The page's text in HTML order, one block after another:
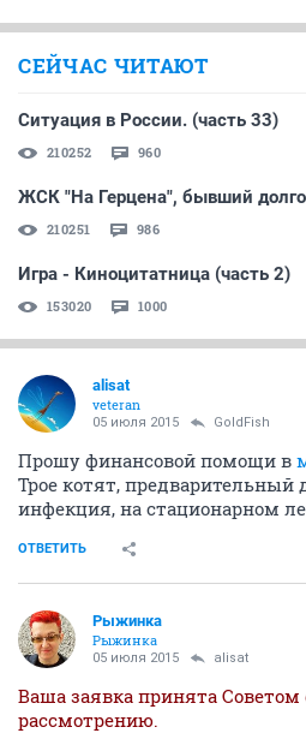
СЕЙЧАС ЧИТАЮТ
Ситуация в России. (часть 33)
210252 960
ЖСК "На Герцена", бывший
210251 986
Игра - Киноцитатница (часть 2)
153020 1000
alisat
veteran
05 июля 2015 GoldFish
Прошу финансовой помощи в
Трое котят, предварительный
инфекция, на стационарном
ОТВЕТИТЬ
Рыжинка
Рыжинка
05 июля 2015 alisat
Ваша заявка принята Советом
рассмотрению.